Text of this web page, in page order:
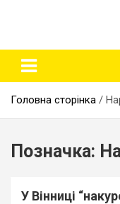
Головна сторінка
Позначка:
У Вінниці